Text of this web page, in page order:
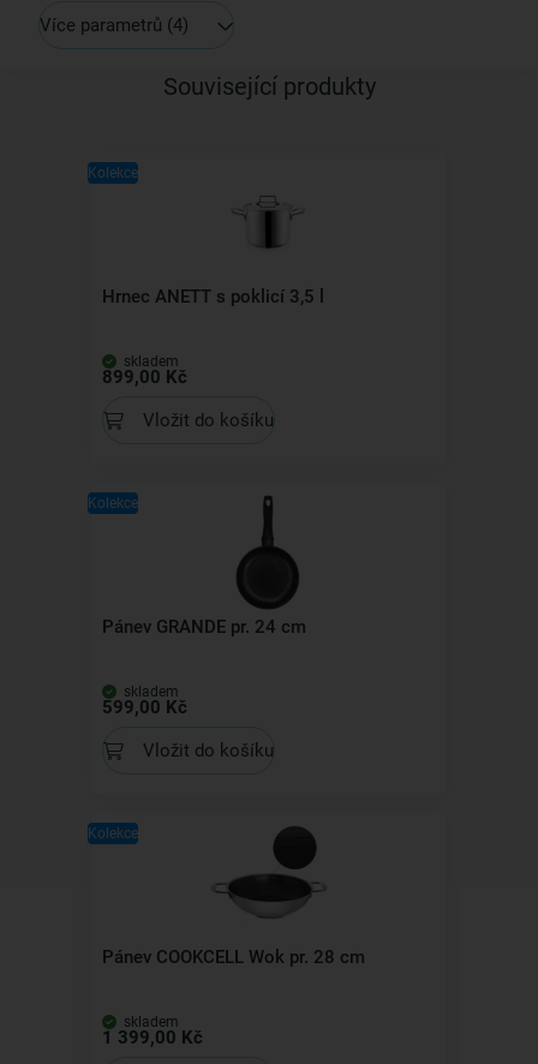
Více parametrů (4)
Související produkty
Kolekce
Hrnec ANETT s poklicí 3,5 l
skladem
899,00 Kč
Vložit do košíku
Kolekce
Pánev GRANDE pr. 24 cm
skladem
599,00 Kč
Vložit do košíku
Kolekce
Pánev COOKCELL Wok pr. 28 cm
skladem
1 399,00 Kč